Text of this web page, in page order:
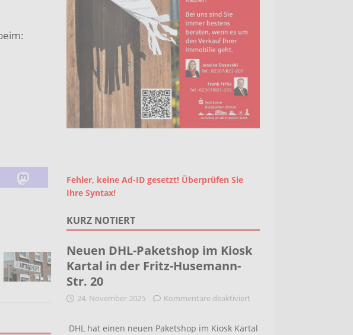
Fehler, keine Ad-ID gesetzt! Überprüfen Sie
Ihre Syntax!
KURZ NOTIERT
Neuen DHL-Paketshop im Kiosk
Kartal in der Fritz-Husemann-
Str. 20
24. November 2025 Kommentare deaktiviert
DHL hat einen neuen Paketshop im Kiosk Kartal